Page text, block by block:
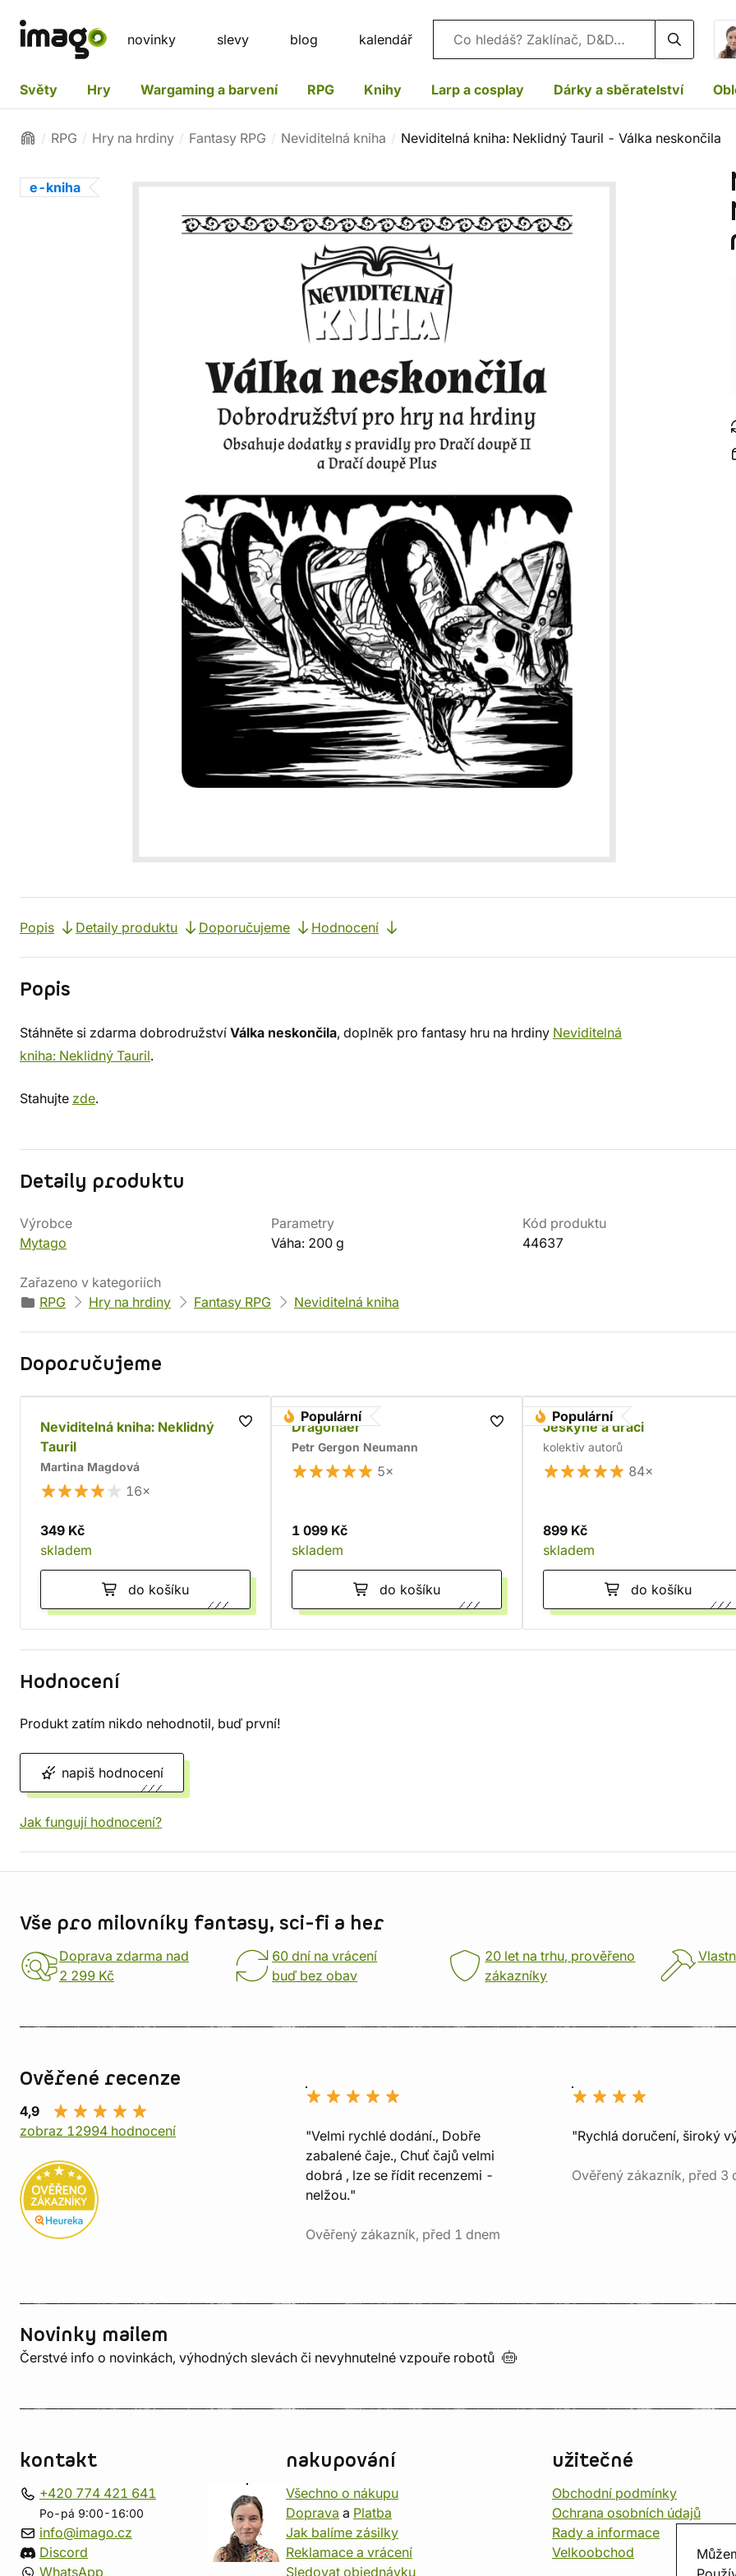
novinky slevy blog kalendář Vyhledávání
Světy Hry Wargaming a barvení RPG Knihy Larp a cosplay Dárky a sběratelství
RPG Hry na hrdiny Fantasy RPG Neviditelná kniha Neviditelná kniha: Neklidný Tauril - Válka neskončila
e-kniha
Popis Detaily produktu Doporučujeme Hodnocení
Popis
Stáhněte si zdarma dobrodružství Válka neskončila, doplněk pro fantasy hru na hrdiny Neviditelná
kniha: Neklidný Tauril.
Stahujte zde.
Detaily produktu
Výrobce
Mytago
Parametry
Váha: 200 g
Kód produktu
44637
Zařazeno v kategoriích
RPG
Hry na hrdiny Fantasy RPG Neviditelná kniha
Doporučujeme
Neviditelná kniha: Neklidný
Tauril
Martina Magdová
16×
349 Kč
skladem
do košíku
Populární
Dragonaer
Petr Gergon Neumann
5×
1 099 Kč
skladem
do košíku
Populární
Jeskyně a draci
kolektiv autorů
84×
899 Kč
skladem
do košíku
Hodnocení
Produkt zatím nikdo nehodnotil, buď první!
napiš hodnocení
Jak fungují hodnocení?
Vše pro milovníky fantasy, sci-fi a her
Doprava zdarma nad
2 299 Kč
60 dní na vrácení
buď bez obav
20 let na trhu, prověřeno
zákazníky
Ověřené recenze
4,9
zobraz 12994 hodnocení
"Velmi rychlé dodání., Dobře
zabalené čaje., Chuť čajů velmi
dobrá , lze se řídit recenzemi -
nelžou."
Ověřený zákazník, před 1 dnem
"Rychlá doručení, široký
Ověřený zákazník, před 3
Novinky mailem
Čerstvé info o novinkách, výhodných slevách či nevyhnutelné vzpouře robotů
kontakt
+420 774 421 641
Po-pá 9:00-16:00
info@imago.cz
Discord
WhatsApp
nakupování
Všechno o nákupu
Doprava a Platba
Jak balíme zásilky
Reklamace a vrácení
Sledovat objednávku
užitečné
Obchodní podmínky
Ochrana osobních údajů
Rady a informace
Velkoobchod